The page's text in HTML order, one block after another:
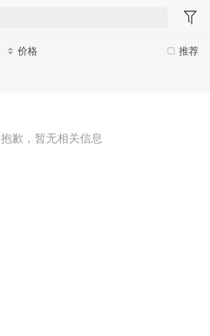
推荐
价格
抱歉，暂无相关信息